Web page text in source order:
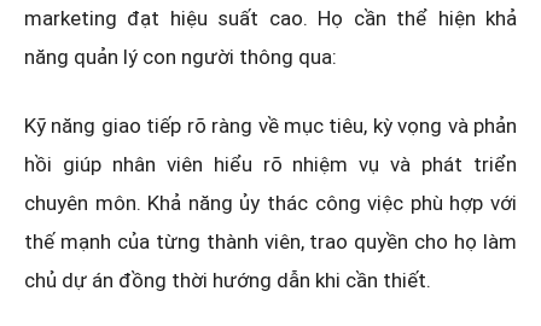
marketing đạt hiệu suất cao. Họ cần thể hiện khả
năng quản lý con người thông qua:
Kỹ năng giao tiếp rõ ràng về mục tiêu, kỳ vọng và phản
hồi giúp nhân viên hiểu rõ nhiệm vụ và phát triển
chuyên môn. Khả năng ủy thác công việc phù hợp với
thế mạnh của từng thành viên, trao quyền cho họ làm
chủ dự án đồng thời hướng dẫn khi cần thiết.